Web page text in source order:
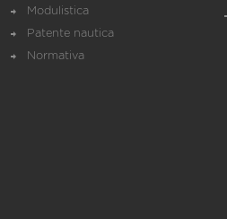
Modulistica
Patente nautica
Normativa